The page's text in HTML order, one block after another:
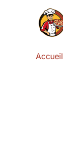
Accueil